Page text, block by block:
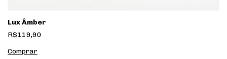
Lux Âmber
R$119,90